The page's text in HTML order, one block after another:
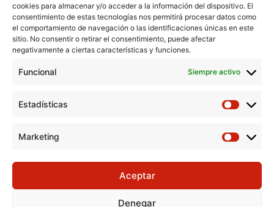
cookies para almacenar y/o acceder a la información del dispositivo. El
consentimiento de estas tecnologías nos permitirá procesar datos como
el comportamiento de navegación o las identificaciones únicas en este
sitio. No consentir o retirar el consentimiento, puede afectar
negativamente a ciertas características y funciones.
Funcional Siempre activo
Estadísticas
Marketing
Aceptar
Denegar
Aviso Legal
Política de Cookies